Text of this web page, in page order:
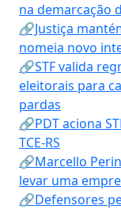
na demarcação
🔗Justiça
nomeia novo
🔗STF valida
eleitorais para
pardas
🔗PDT aciona
TCE-RS
🔗Marcello
levar uma
🔗Defensores